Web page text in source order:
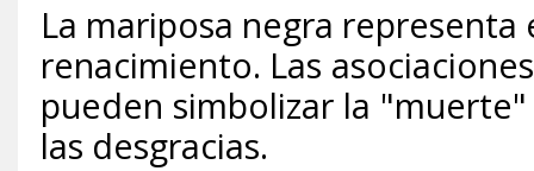
La mariposa negra
renacimiento. Las
pueden simbolizar la
las desgracias.